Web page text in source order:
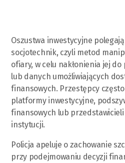
Oszustwa inwestycyjne
socjotechnik, czyli metod
ofiary, w celu nakłonienia jej
lub danych umożliwiających
finansowych. Przestępcy
platformy inwestycyjne,
finansowych lub
instytucji.
Policja apeluje o zachowanie
przy podejmowaniu decyzji